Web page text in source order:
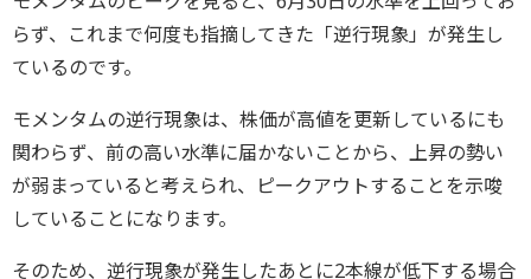
らず、これまで何度も指摘してきた「逆行現象」が発生し
ているのです。
モメンタムの逆行現象は、株価が高値を更新しているにも
関わらず、前の高い水準に届かないことから、上昇の勢い
が弱まっていると考えられ、ピークアウトすることを示唆
していることになります。
そのため、逆行現象が発生したあとに2本線が低下する場合